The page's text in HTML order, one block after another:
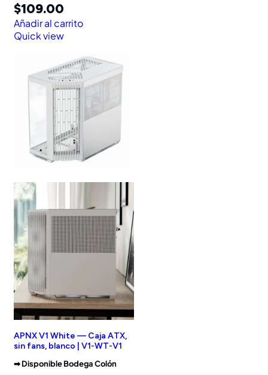
$109.00
Añadir al carrito
Quick view
APNX V1 White — Caja ATX,
sin fans, blanco | V1-WT-V1
➡︎ Disponible Bodega Colón